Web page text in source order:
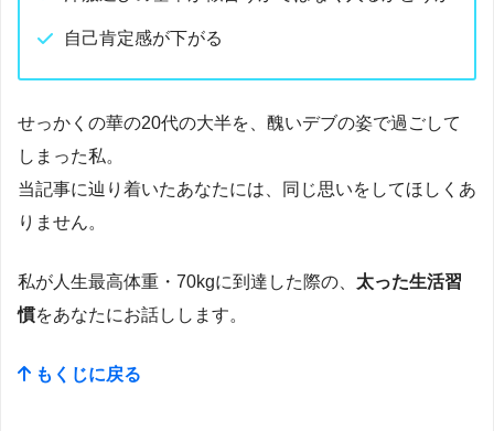
自己肯定感が下がる
せっかくの華の20代の大半を、醜いデブの姿で過ごして
しまった私。
当記事に辿り着いたあなたには、同じ思いをしてほしくあ
りません。
私が人生最高体重・70kgに到達した際の、 太った生活習
慣をあなたにお話しします。
もくじに戻る